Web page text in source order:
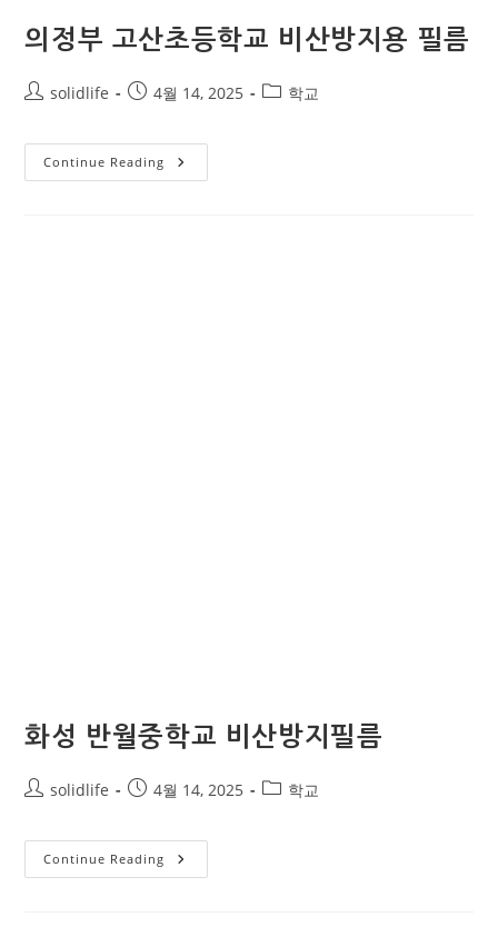
의정부 고산초등학교 비산방지용 필름
solidlife 4월 14, 2025 학교
Continue Reading
화성 반월중학교 비산방지필름
solidlife 4월 14, 2025 학교
Continue Reading